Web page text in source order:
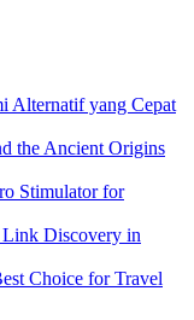
Alternatif yang Cepat
the Ancient Origins
Stimulator for
Discovery in
Choice for Travel